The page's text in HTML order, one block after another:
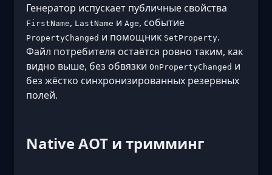
Генератор испускает публичные свойства
FirstName, LastName и Age, событие
PropertyChanged и помощник SetProperty.
Файл потребителя остаётся ровно таким, как
видно выше, без обвязки OnPropertyChanged и
без жёстко синхронизированных резервных
полей.
Native AOT и тримминг